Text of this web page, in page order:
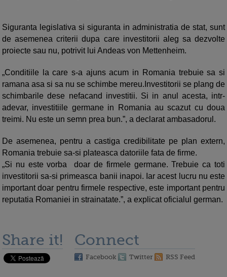
Siguranta legislativa si siguranta in administratia de stat, sunt
de asemenea criterii dupa care investitorii aleg sa dezvolte
proiecte sau nu, potrivit lui Andeas von Mettenheim.
„Conditiile la care s-a ajuns acum in Romania trebuie sa si
ramana asa si sa nu se schimbe mereu.Investitorii se plang de
schimbarile dese nefacand investitii. Si in anul acesta, intr-
adevar, investitiile germane in Romania au scazut cu doua
treimi. Nu este un semn prea bun.”, a declarat ambasadorul.
De asemenea, pentru a castiga credibilitate pe plan extern,
Romania trebuie sa-si plateasca datoriile fata de firme.
„Si nu este vorba doar de firmele germane. Trebuie ca toti
investitorii sa-si primeasca banii inapoi. Iar acest lucru nu este
important doar pentru firmele respective, este important pentru
reputatia Romaniei in strainatate.”, a explicat oficialul german.
Share it! Connect
Facebook Twitter RSS Feed